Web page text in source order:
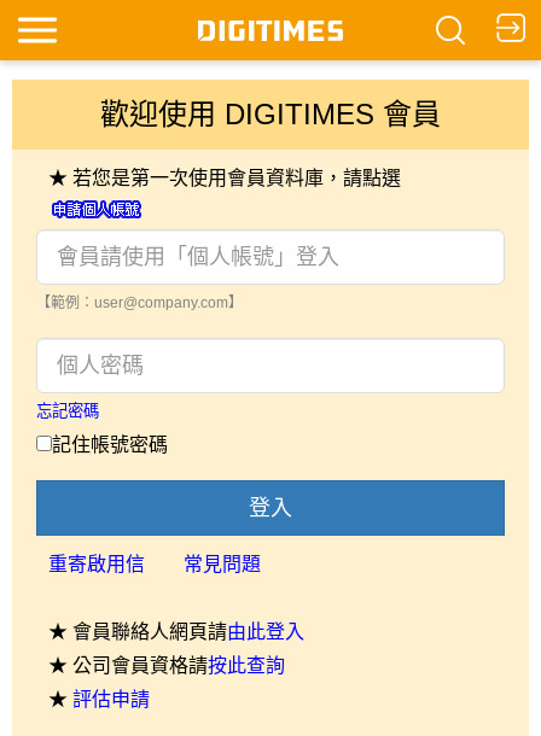
歡迎使用 DIGITIMES 會員
★ 若您是第一次使用會員資料庫，請點選
【範例：user@company.com】
忘記密碼
記住帳號密碼
登入
重寄啟用信 常見問題
★ 會員聯絡人網頁請由此登入
★ 公司會員資格請按此查詢
★ 評估申請